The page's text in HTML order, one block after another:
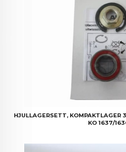
HJULLAGERSETT, KOMPAKTLAGER
KO 1637/